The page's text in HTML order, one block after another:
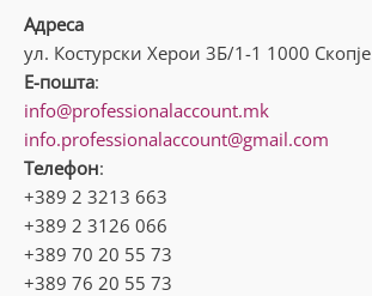
Адреса
ул. Костурски Херои 3Б/1-1 1000 Скопје
Е-пошта:
info@professionalaccount.mk
info.professionalaccount@gmail.com
Телефон:
+389 2 3213 663
+389 2 3126 066
+389 70 20 55 73
+389 76 20 55 73